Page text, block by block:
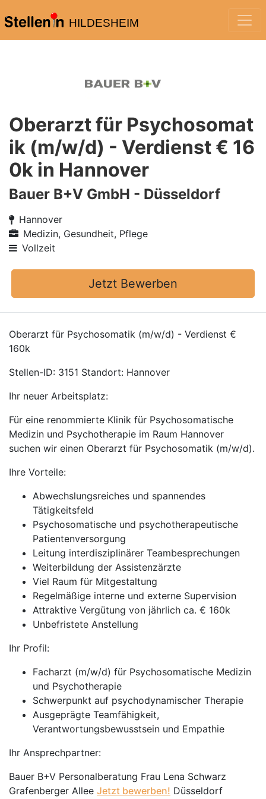
HILDESHEIM
Oberarzt für Psychosomat
ik (m/w/d) - Verdienst € 16
0k in Hannover
Bauer B+V GmbH - Düsseldorf
Hannover
Medizin, Gesundheit, Pflege
Vollzeit
Jetzt Bewerben
Oberarzt für Psychosomatik (m/w/d) - Verdienst €
160k
Stellen-ID: 3151 Standort: Hannover
Ihr neuer Arbeitsplatz:
Für eine renommierte Klinik für Psychosomatische
Medizin und Psychotherapie im Raum Hannover
suchen wir einen Oberarzt für Psychosomatik (m/w/d).
Ihre Vorteile:
Abwechslungsreiches und spannendes
Tätigkeitsfeld
Psychosomatische und psychotherapeutische
Patientenversorgung
Leitung interdisziplinärer Teambesprechungen
Weiterbildung der Assistenzärzte
Viel Raum für Mitgestaltung
Regelmäßige interne und externe Supervision
Attraktive Vergütung von jährlich ca. € 160k
Unbefristete Anstellung
Ihr Profil:
Facharzt (m/w/d) für Psychosomatische Medizin
und Psychotherapie
Schwerpunkt auf psychodynamischer Therapie
Ausgeprägte Teamfähigkeit,
Verantwortungsbewusstsein und Empathie
Ihr Ansprechpartner:
Bauer B+V Personalberatung Frau Lena Schwarz
Grafenberger Allee Jetzt bewerben! Düsseldorf